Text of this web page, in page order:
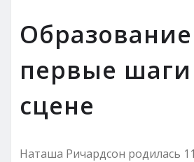
первые шаги
сцене
Наташа Ричардсон родилась